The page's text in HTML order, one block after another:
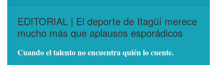
EDITORIAL | El deporte de Itagüí merece
mucho más que aplausos esporádicos
Cuando el talento no encuentra quién lo cuente.